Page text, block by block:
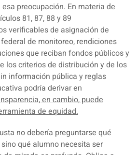
preocupación. En materia de
81, 87, 88 y 89
verificables de asignación de
de monitoreo, rendiciones
que reciban fondos públicos y
los criterios de distribución y de los
información pública y reglas
podría derivar en
en cambio, puede
de equidad.
no debería preguntarse qué
sino qué alumno necesita ser